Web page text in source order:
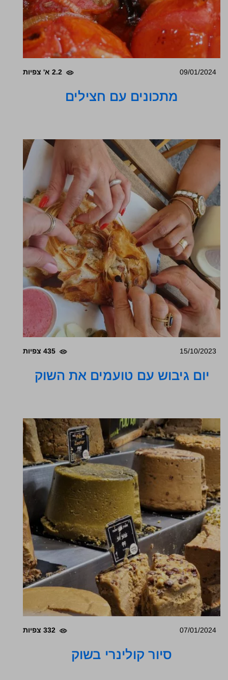
09/01/2024 2.2 א' צפיות
מתכונים עם חצילים
15/10/2023 435 צפיות
יום גיבוש עם טועמים את השוק
07/01/2024 332 צפיות
סיור קולינרי בשוק